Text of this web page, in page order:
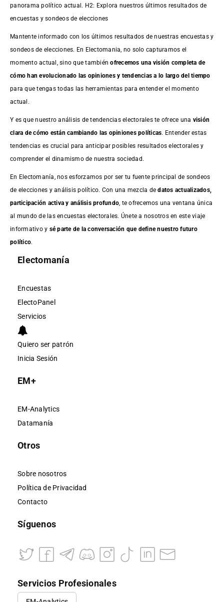
panorama político actual. H2: Explora nuestros últimos resultados de
encuestas y sondeos de elecciones
Mantente informado con los últimos resultados de nuestras encuestasy
sondeos de elecciones. En Electomania, no solo capturamos el
momento actual, sino que tambiénofrecemos una visión completa de
cómo han evolucionado las opiniones y tendencias a lo largo del tiempo
para que tengas todas las herramientas para entender el momento
actual.
Y es que nuestro análisis de tendencias electorales te ofrece una visión
clara de cómo están cambiando las opiniones políticas. Entender estas
tendencias es crucial para anticipar posibles resultados electorales y
comprender el dinamismo de nuestra sociedad.
En Electomanía, nos esforzamos por ser tu fuente principal de sondeos
de elecciones y análisis político. Con una mezcla dedatos actualizados,
participación activa y análisis profundo , te ofrecemos una ventana única
al mundo de las encuestas electorales. Únete a nosotros en este viaje
informativo y sé parte de la conversación que define nuestro futuro
político.
Electomanía
Encuestas
ElectoPanel
Servicios
Quiero ser patrón
Inicia Sesión
EM+
EM-Analytics
Datamanía
Otros
Sobre nosotros
Política de Privacidad
Contacto
Síguenos
Servicios Profesionales